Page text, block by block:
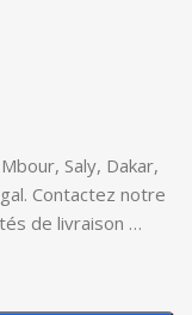
Saly, Dakar,
Contactez notre
de livraison …